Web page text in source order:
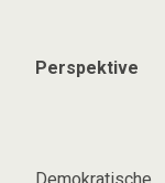
Perspektive